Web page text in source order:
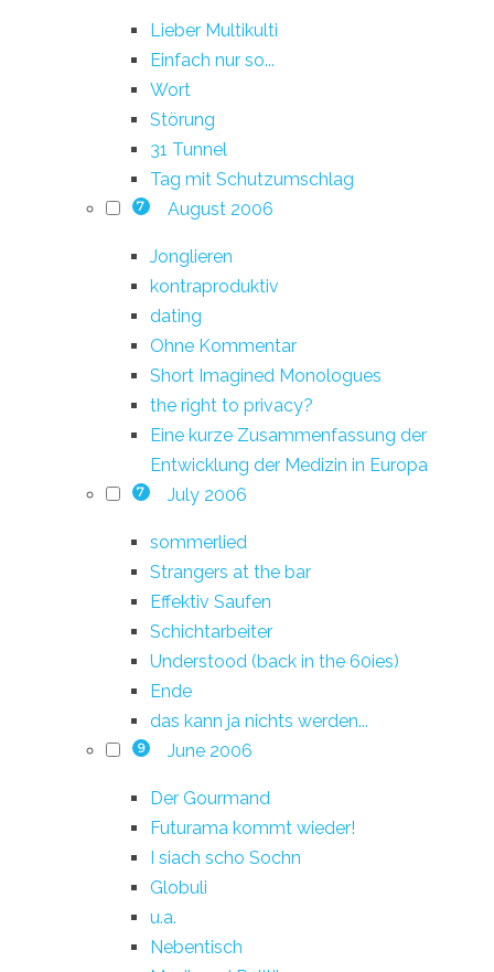
Lieber Multikulti
Einfach nur so...
Wort
Störung
31 Tunnel
Tag mit Schutzumschlag
7 August 2006
Jonglieren
kontraproduktiv
dating
Ohne Kommentar
Short Imagined Monologues
the right to privacy?
Eine kurze Zusammenfassung der
Entwicklung der Medizin in Europa
7 July 2006
sommerlied
Strangers at the bar
Effektiv Saufen
Schichtarbeiter
Understood (back in the 60ies)
Ende
das kann ja nichts werden...
9 June 2006
Der Gourmand
Futurama kommt wieder!
I siach scho Sochn
Globuli
u.a.
Nebentisch